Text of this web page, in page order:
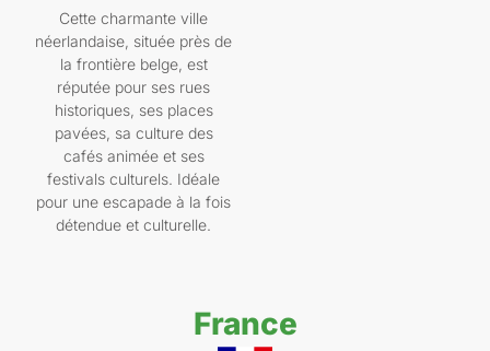
Cette charmante ville
néerlandaise, située près de
la frontière belge, est
réputée pour ses rues
historiques, ses places
pavées, sa culture des
cafés animée et ses
festivals culturels. Idéale
pour une escapade à la fois
détendue et culturelle.
France